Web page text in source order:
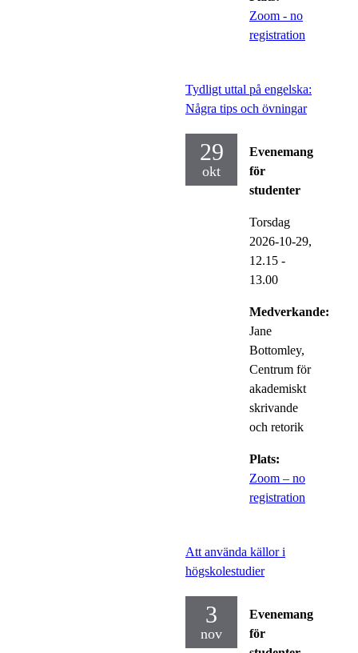
Zoom - no
registration
Tydligt uttal på engelska:
Några tips och övningar
29
okt
Evenemang
för
studenter
Torsdag
2026-10-29,
12.15 -
13.00
Medverkande:
Jane
Bottomley,
Centrum för
akademiskt
skrivande
och retorik
Plats:
Zoom – no
registration
Att använda källor i
högskolestudier
3
nov
Evenemang
för